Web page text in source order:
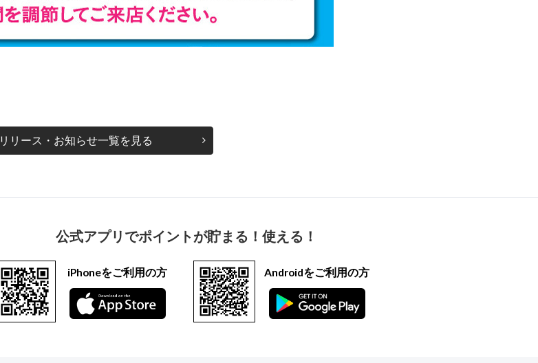
リリース・お知らせ一覧を見る
公式アプリでポイントが貯まる！使える！
iPhoneをご利用の方 Androidをご利用の方